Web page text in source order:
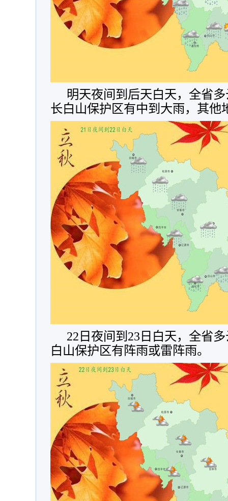
明天夜间到后天白天，全省
长白山保护区有中到大雨，其他
22日夜间到23日白天，全省
白山保护区有阵雨或雷阵雨。